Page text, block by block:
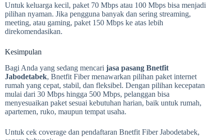
Untuk keluarga kecil, paket 70 Mbps atau 100 Mbps bisa menjadi
pilihan nyaman. Jika pengguna banyak dan sering streaming,
meeting, atau gaming, paket 150 Mbps ke atas lebih
direkomendasikan.
Kesimpulan
Bagi Anda yang sedang mencari jasa pasang Bnetfit
Jabodetabek, Bnetfit Fiber menawarkan pilihan paket internet
rumah yang cepat, stabil, dan fleksibel. Dengan pilihan kecepatan
mulai dari 30 Mbps hingga 500 Mbps, pelanggan bisa
menyesuaikan paket sesuai kebutuhan harian, baik untuk rumah,
apartemen, ruko, maupun tempat usaha.
Untuk cek coverage dan pendaftaran Bnetfit Fiber Jabodetabek,